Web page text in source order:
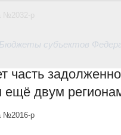
Бюджеты субъектов
часть
двум
№2016-р